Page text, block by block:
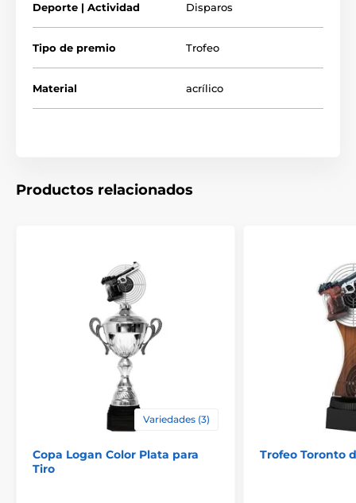
Deporte | Actividad Disparos
Tipo de premio Trofeo
Material acrílico
Productos relacionados
Variedades (3)
Copa Logan Color Plata para
Tiro
Trofeo Toronto